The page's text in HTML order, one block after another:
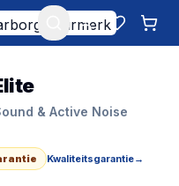
Mijn account
& Active Noise
Kwaliteitsgarantie→